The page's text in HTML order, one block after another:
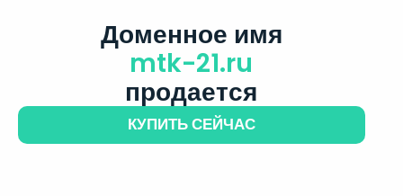
Доменное имя
mtk-21.ru
продается
КУПИТЬ СЕЙЧАС